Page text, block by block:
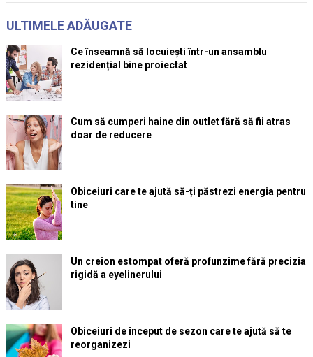
ULTIMELE ADĂUGATE
Ce înseamnă să locuiești într-un ansamblu
rezidențial bine proiectat
Cum să cumperi haine din outlet fără să fii atras
doar de reducere
Obiceiuri care te ajută să-ți păstrezi energia pentru
tine
Un creion estompat oferă profunzime fără precizia
rigidă a eyelinerului
Obiceiuri de început de sezon care te ajută să te
reorganizezi